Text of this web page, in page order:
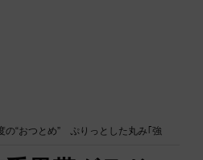
の“おつとめ” ぷりっとした丸み｢強